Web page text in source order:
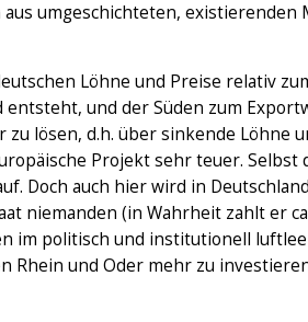
umgeschichteten,
Löhne und Preise relativ
und der Süden zum
lösen, d.h. über sinkende Löhne
Projekt sehr teuer. Selbst
Doch auch hier wird in
niemanden (in Wahrheit zahlt er
im politisch und institutionell
Rhein und Oder mehr zu